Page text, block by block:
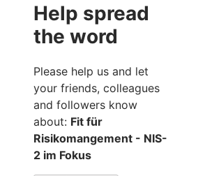
Help spread
the word
Please help us and let
your friends, colleagues
and followers know
about: Fit für
Risikomangement - NIS-
2 im Fokus